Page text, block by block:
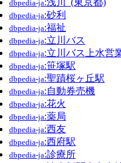
dbpedia-ja
dbpedia-ja:砂利
dbpedia-ja:福祉
dbpedia-ja:立川バス
dbpedia-ja:立川バス上水営
dbpedia-ja:笹塚駅
dbpedia-ja:聖蹟桜ヶ丘駅
dbpedia-ja:自動券売機
dbpedia-ja:花火
dbpedia-ja:薬局
dbpedia-ja:西友
dbpedia-ja:西府駅
dbpedia-ja:診療所